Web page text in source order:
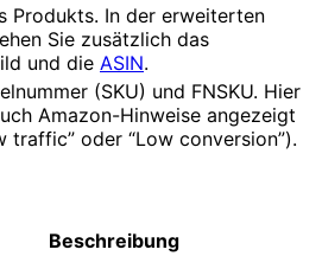
Produkts. In der erweiterten
Sie zusätzlich das
und die ASIN.
(SKU) und FNSKU. Hier
Amazon-Hinweise angezeigt
traffic” oder “Low conversion”).
Beschreibung